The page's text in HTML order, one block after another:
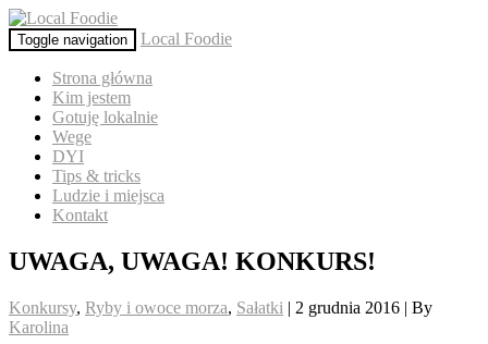
Toggle navigation Local Foodie
Strona główna
Kim jestem
Gotuję lokalnie
Wege
DYI
Tips & tricks
Ludzie i miejsca
Kontakt
UWAGA, UWAGA! KONKURS!
Konkursy, Ryby i owoce morza, Sałatki | 2 grudnia 2016 | By
Karolina